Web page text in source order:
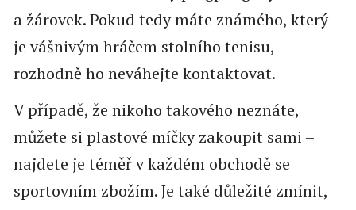
a žárovek. Pokud tedy máte známého, který
je vášnivým hráčem stolního tenisu,
rozhodně ho neváhejte kontaktovat.
V případě, že nikoho takového neznáte,
můžete si plastové míčky zakoupit sami –
najdete je téměř v každém obchodě se
sportovním zbožím. Je také důležité zmínit,